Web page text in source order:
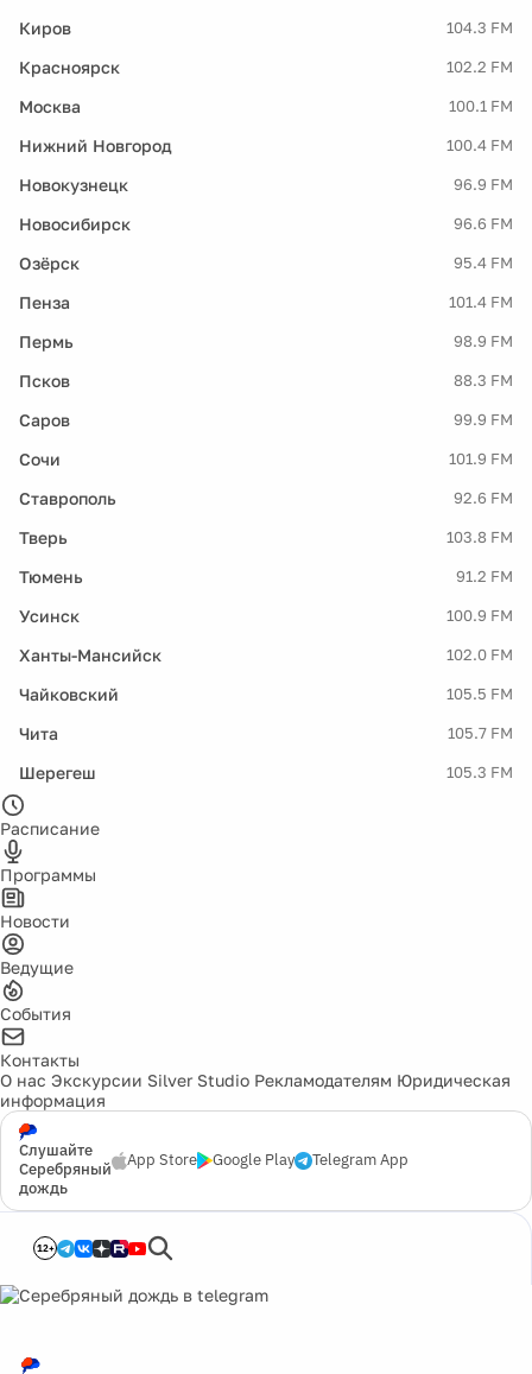
Киров 104.3 FM
Красноярск 102.2 FM
Москва 100.1 FM
Нижний Новгород 100.4 FM
Новокузнецк 96.9 FM
Новосибирск 96.6 FM
Озёрск 95.4 FM
Пенза 101.4 FM
Пермь 98.9 FM
Псков 88.3 FM
Саров 99.9 FM
Сочи 101.9 FM
Ставрополь 92.6 FM
Тверь 103.8 FM
Тюмень 91.2 FM
Усинск 100.9 FM
Ханты-Мансийск 102.0 FM
Чайковский 105.5 FM
Чита 105.7 FM
Шерегеш 105.3 FM
Расписание
Программы
Новости
Ведущие
События
Контакты
О нас Экскурсии Silver Studio Рекламодателям Юридическая
информация
Слушайте
Серебряный
дождь
App Store Google Play Telegram App
12+